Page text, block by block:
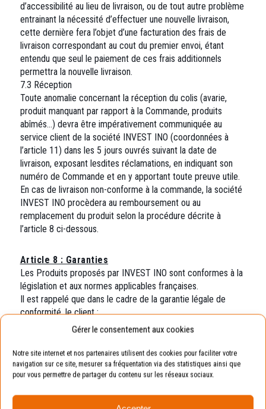
Gérer le consentement aux cookies
Notre site internet et nos partenaires utilisent des cookies pour faciliter votre
navigation sur ce site, mesurer sa fréquentation via des statistiques ainsi que
pour vous permettre de partager du contenu sur les réseaux sociaux.
d’accessibilité au lieu de livraison, ou de tout autre problème
entrainant la nécessité d’effectuer une nouvelle livraison,
cette dernière fera l’objet d’une facturation des frais de
livraison correspondant au cout du premier envoi, étant
entendu que seul le paiement de ces frais additionnels
permettra la nouvelle livraison.
7.3 Réception
Toute anomalie concernant la réception du colis (avarie,
produit manquant par rapport à la Commande, produits
abîmés…) devra être impérativement communiquée au
service client de la société INVEST INO (coordonnées à
l’article 11) dans les 5 jours ouvrés suivant la date de
livraison, exposant lesdites réclamations, en indiquant son
numéro de Commande et en y apportant toute preuve utile.
En cas de livraison non-conforme à la commande, la société
INVEST INO procèdera au remboursement ou au
remplacement du produit selon la procédure décrite à
l’article 8 ci-dessous.
Article 8 : Garanties
Les Produits proposés par INVEST INO sont conformes à la
législation et aux normes applicables françaises.
Il est rappelé que dans le cadre de la garantie légale de
conformité, le client :
– bénéficie d’un délai de deux ans à compter de la
– peut choisir entre la réparation ou le remplacement du
Produit commandé, sous réserve des conditions de coût
prévues par l’article L 217-9 du Code de la consommation ;
défaut de conformité du Produit durant les vingt-quatre mois